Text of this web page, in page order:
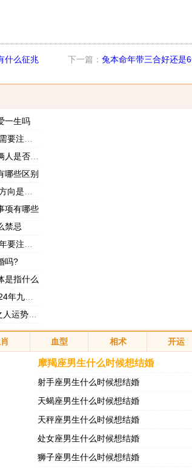
什么征兆 下一篇： 兔本命年带三合好还是
一生吗
什么
有缘分
哪些区别
利的
项有哪些
禁忌
什么
吗?
是指什么
运运势
势如何
血型 相术 开运
摩羯座男生什么时候想结婚
射手座男生什么时候想结婚
天蝎座男生什么时候想结婚
天秤座男生什么时候想结婚
处女座男生什么时候想结婚
狮子座男生什么时候想结婚